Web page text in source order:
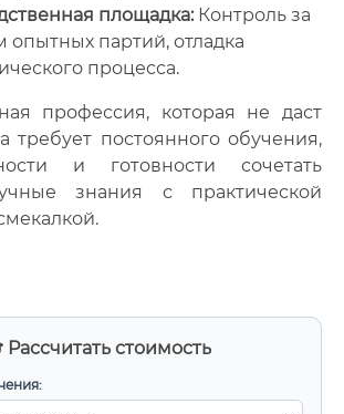
Рассчитать стоимость
площадка:Контроль за
опытных партий, отладка
процесса.
профессия, которая не даст
требует постоянного обучения,
и готовности сочетать
знания с практической